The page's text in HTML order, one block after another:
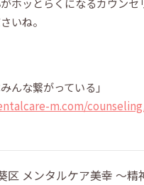
いね。
んな繋がっている」
m.com/
区 メンタルケア美幸 〜精